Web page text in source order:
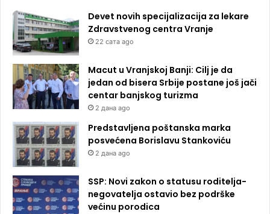
Devet novih specijalizacija za lekare
Zdravstvenog centra Vranje
22 сата ago
Macut u Vranjskoj Banji: Cilj je da
jedan od bisera Srbije postane još jači
centar banjskog turizma
2 дана ago
Predstavljena poštanska marka
posvećena Borislavu Stankoviću
2 дана ago
SSP: Novi zakon o statusu roditelja-
negovatelja ostavio bez podrške
većinu porodica